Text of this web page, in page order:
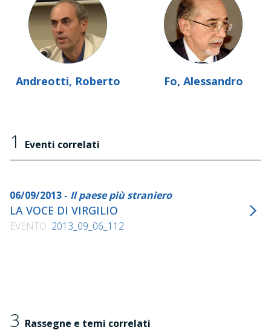
Andreotti, Roberto Fo, Alessandro
1 Eventi correlati
06/09/2013 - Il paese più straniero
LA VOCE DI VIRGILIO
EVENTO 2013_09_06_112
3 Rassegne e temi correlati